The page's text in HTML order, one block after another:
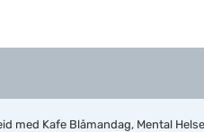
med Kafe Blåmandag, Mental